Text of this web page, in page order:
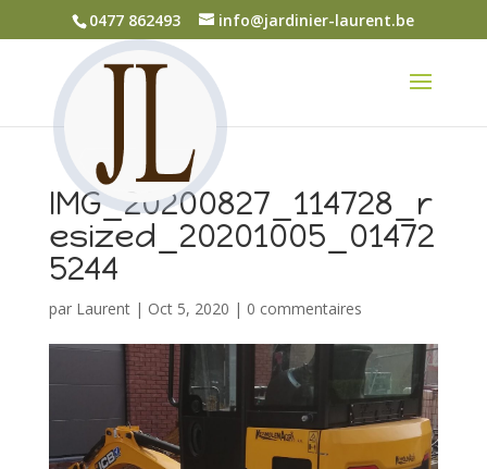
0477 862493 info@jardinier-laurent.be
IMG_20200827_114728_r
esized_20201005_01472
5244
par Laurent| Oct 5, 2020 | 0 commentaires